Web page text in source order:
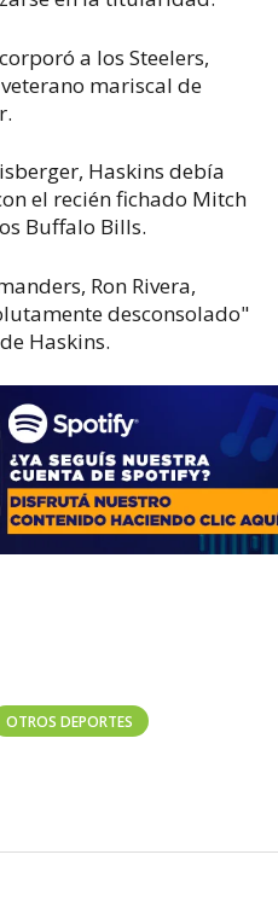
a los Steelers,
mariscal de
Haskins debía
el recién fichado Mitch
Buffalo Bills.
Ron Rivera,
desconsolado"
Haskins.
OTROS DEPORTES